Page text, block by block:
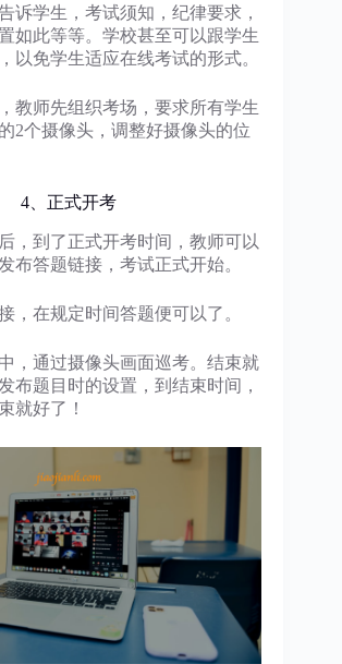
诉学生，考试须知，纪律要求，
如此等等。学校甚至可以跟学生
以免学生适应在线考试的形式。
教师先组织考场，要求所有学生
2个摄像头，调整好摄像头的位
4、正式开考
，到了正式开考时间，教师可以
布答题链接，考试正式开始。
，在规定时间答题便可以了。
，通过摄像头画面巡考。结束就
布题目时的设置，到结束时间，
就好了！